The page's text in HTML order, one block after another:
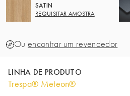
SATIN
REQUISITAR AMOSTRA
Ou encontrar um revendedor
LINHA DE PRODUTO
Trespa® Meteon®